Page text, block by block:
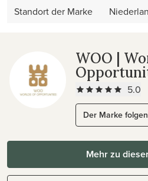
Standort der Marke
WOO |
5.0
Der Marke folgen
Mehr zu